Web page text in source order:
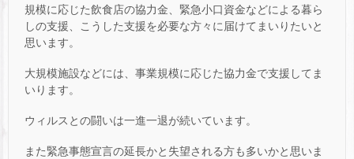
規模に応じた飲食店の協力金、緊急小口資金などによる暮ら
しの支援、こうした支援を必要な方々に届けてまいりたいと
思います。
大規模施設などには、事業規模に応じた協力金で支援してま
いります。
ウィルスとの闘いは一進一退が続いています。
また緊急事態宣言の延長かと失望される方も多いかと思いま